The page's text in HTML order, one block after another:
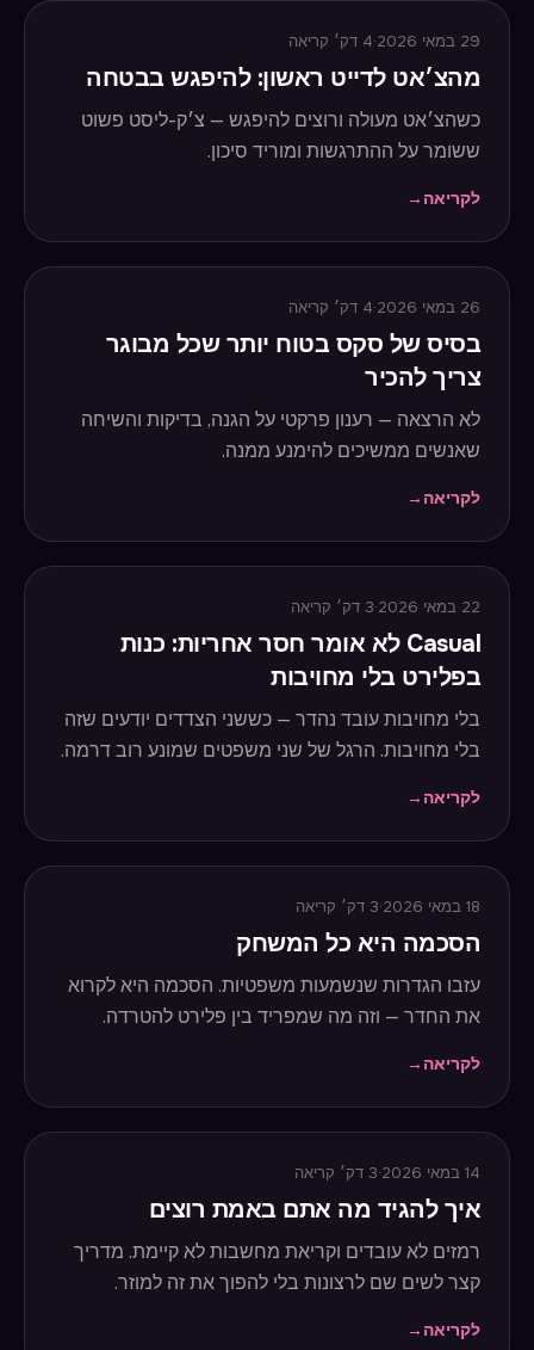
29 במאי 2026 ·
4 דק׳ קריאה
מהצ׳אט לדייט ראשון: להיפגש בבטחה
כשהצ׳אט מעולה ורוצים להיפגש — צ׳ק-ליסט פשוט
ששומר על ההתרגשות ומוריד סיכון.
לקריאה →
26 במאי 2026 ·
4 דק׳ קריאה
בסיס של סקס בטוח יותר שכל מבוגר
צריך להכיר
לא הרצאה — רענון פרקטי על הגנה, בדיקות והשיחה
שאנשים ממשיכים להימנע ממנה.
לקריאה →
22 במאי 2026 ·
3 דק׳ קריאה
Casual לא אומר חסר אחריות: כנות
בפלירט בלי מחויבות
בלי מחויבות עובד נהדר — כששני הצדדים יודעים שזה
בלי מחויבות. הרגל של שני משפטים שמונע רוב דרמה.
לקריאה →
18 במאי 2026 ·
3 דק׳ קריאה
הסכמה היא כל המשחק
עזבו הגדרות שנשמעות משפטיות. הסכמה היא לקרוא
את החדר — וזה מה שמפריד בין פלירט להטרדה.
לקריאה →
14 במאי 2026 ·
3 דק׳ קריאה
איך להגיד מה אתם באמת רוצים
רמזים לא עובדים וקריאת מחשבות לא קיימת. מדריך
קצר לשים שם לרצונות בלי להפוך את זה למוזר.
לקריאה →